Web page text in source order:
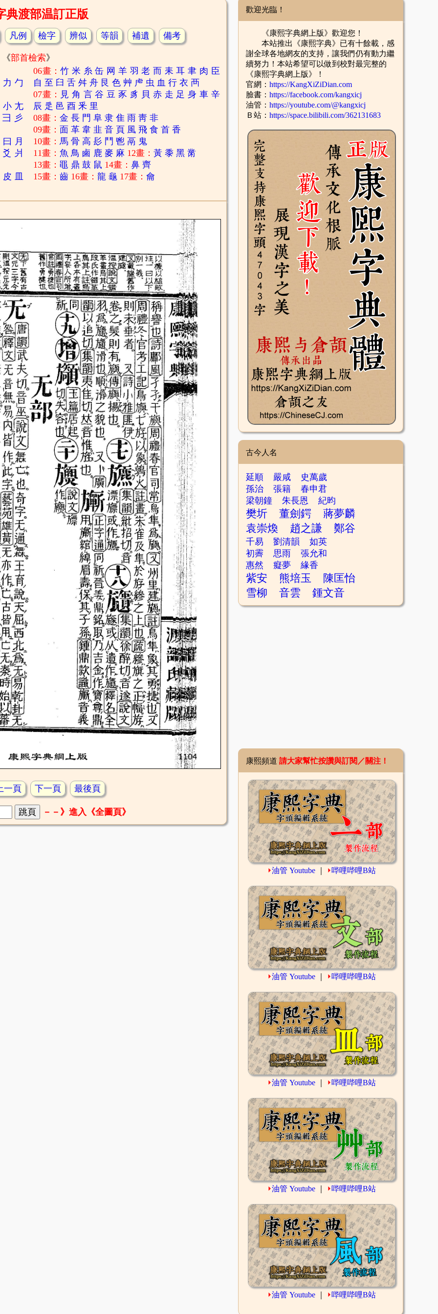
典渡部温訂正版
凡例 檢字 辨似 等韻 補遺 備考
《部首檢索》
力 勹
小 尢
彐 彡
曰 月
爻 爿
皮
06畫：竹 米 糸 缶 网 羊 羽 老 而 耒 耳 聿 肉 臣
自 至 臼 舌 舛 舟 艮 色 艸 虍 虫 血 行 衣 襾
07畫： 見 角 言 谷 豆 豕 豸 貝 赤 走 足 身 車 辛
辰 辵 邑 酉 釆 里
08畫：金 長 門 阜 隶 隹 雨 靑 非
09畫： 面 革 韋 韭 音 頁 風 飛 食 首 香
10畫：馬 骨 高 髟 鬥 鬯 鬲 鬼
11畫：魚 鳥 鹵 鹿 麥 麻 12畫：黃 黍 黑 黹
13畫：黽 鼎 鼓 鼠 14畫：鼻 齊
15畫：齒 16畫：龍 龜 17畫：龠
一頁 下一頁 最後頁
－－》進入《全圖頁》
歡迎光臨！
《康熙字典網上版》歡迎您！
本站推出《康熙字典》已有十餘載，感
謝全球各地網友的支持，讓我們仍有動力繼
續努力！本站希望可以做到校對最完整的
《康熙字典網上版》！
官網： https://KangXiZiDian.com
臉書： https://facebook.com/kangxicj
油管： https://youtube.com/@kangxicj
Ｂ站： https://space.bilibili.com/362131683
古今人名
延順 嚴咸
史萬歲
孫治
張籍
春申君
梁朝鐘
朱長恩 紀昀
樊圻 董劍鍔
蔣夢麟
袁崇煥
趙之謙 鄭谷
千易 劉清韻
如英
初霽
思雨
張允和
惠然
癡夢 緣香
紫安 熊培玉
陳匡怡
雪柳
音雲 鍾文音
康熙頻道 請大家幫忙按讚與訂閱／關注！
⏵油管 Youtube ⏵哔哩哔哩B站
⏵油管 Youtube ⏵哔哩哔哩B站
⏵油管 Youtube ⏵哔哩哔哩B站
⏵油管 Youtube ⏵哔哩哔哩B站
⏵油管 Youtube ⏵哔哩哔哩B站